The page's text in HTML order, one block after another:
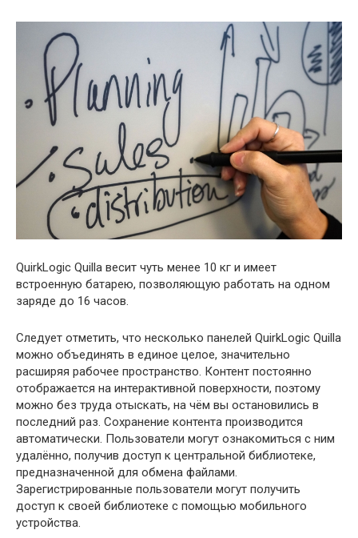
QuirkLogic Quilla весит чуть менее 10 кг и имеет
встроенную батарею, позволяющую работать на одном
заряде до 16 часов.
Следует отметить, что несколько панелей QuirkLogic Quilla
можно объединять в единое целое, значительно
расширяя рабочее пространство. Контент постоянно
отображается на интерактивной поверхности, поэтому
можно без труда отыскать, на чём вы остановились в
последний раз. Сохранение контента производится
автоматически. Пользователи могут ознакомиться с ним
удалённо, получив доступ к центральной библиотеке,
предназначенной для обмена файлами.
Зарегистрированные пользователи могут получить
доступ к своей библиотеке с помощью мобильного
устройства.